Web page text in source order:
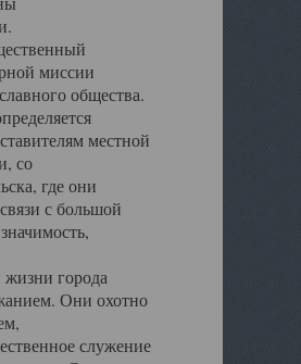
миссии
общества.
местной
со
где они
с большой
города
Они охотно
служение